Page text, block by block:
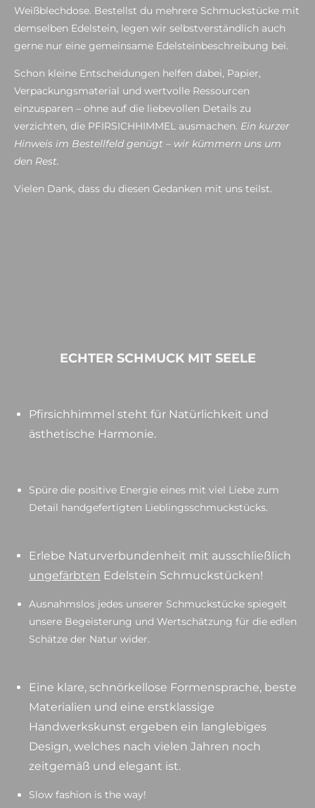
Weißblechdose. Bestellst du mehrere Schmuckstücke mit
demselben Edelstein, legen wir selbstverständlich auch
gerne nur eine gemeinsame Edelsteinbeschreibung bei.
Schon kleine Entscheidungen helfen dabei, Papier,
Verpackungsmaterial und wertvolle Ressourcen
einzusparen – ohne auf die liebevollen Details zu
verzichten, die PFIRSICHHIMMEL ausmachen. Ein kurzer
Hinweis im Bestellfeld genügt – wir kümmern uns um
den Rest.
Vielen Dank, dass du diesen Gedanken mit uns teilst.
ECHTER SCHMUCK MIT SEELE
Pfirsichhimmel steht für Natürlichkeit und
ästhetische Harmonie.
Spüre die positive Energie eines mit viel Liebe zum
Detail handgefertigten Lieblingsschmuckstücks.
Erlebe Naturverbundenheit mit ausschließlich
ungefärbten Edelstein Schmuckstücken!
Ausnahmslos jedes unserer Schmuckstücke spiegelt
unsere Begeisterung und Wertschätzung für die edlen
Schätze der Natur wider.
Eine klare, schnörkellose Formensprache, beste
Materialien und eine erstklassige
Handwerkskunst ergeben ein langlebiges
Design, welches nach vielen Jahren noch
zeitgemäß und elegant ist.
Slow fashion is the way!